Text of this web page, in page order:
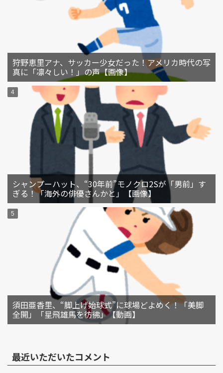
狩野恵里アナ、サッカー少女だった！アメリカ時代の写
真に「凛々しい！」の声【画像】
シャンプーハット、“30年前”モノクロ2Sが「男前」す
ぎる！「海外の俳優さんかと」【画像】
須田亜香里、“脚上げ始球式”に球場どよめく！「美脚
全開」「星飛雄馬を彷彿」【動画】
最近いただいたコメント